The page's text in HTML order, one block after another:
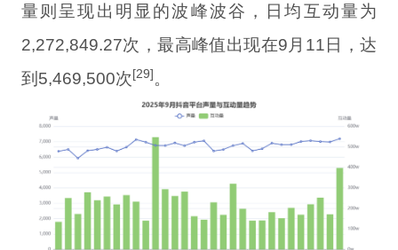
量则呈现出明显的波峰波谷，日均互动量为
2,272,849.27次，最高峰值出现在9月11日，达
到5,469,500次[29]。